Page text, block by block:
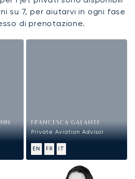
su 7, per aiutarvi in ogni fase
di prenotazione.
FRANCESCA GALANTE
Private Aviation Advisor
EN FR IT